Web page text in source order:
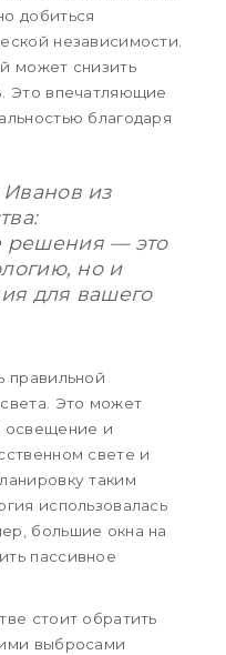
добиться
независимости.
может снизить
Это впечатляющие
благодаря
из
решения — это
но и
для вашего
правильной
Это может
освещение и
свете и
таким
использовалась
большие окна на
пассивное
стоит обратить
выбросами